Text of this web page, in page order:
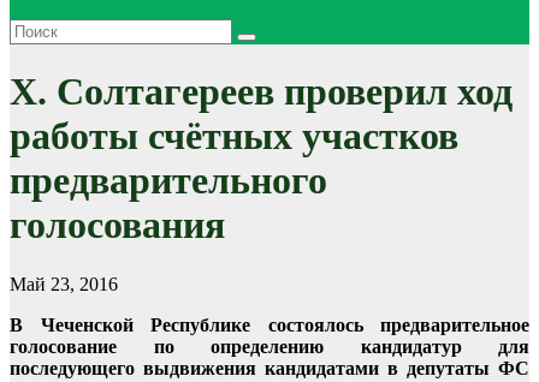
Х. Солтагереев проверил ход
работы счётных участков
предварительного
голосования
Май 23, 2016
В Чеченской Республике состоялось предварительное
голосование по определению кандидатур для
последующего выдвижения кандидатами в депутаты ФС